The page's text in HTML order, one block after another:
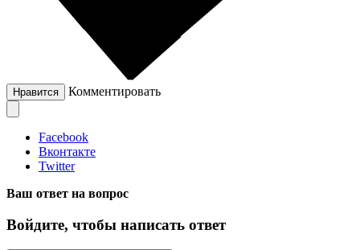
Нравится Комментировать
Facebook
Вконтакте
Twitter
Ваш ответ на вопрос
Войдите, чтобы написать ответ